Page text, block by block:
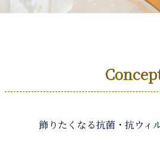
飾りたくなる抗菌・抗ウィ